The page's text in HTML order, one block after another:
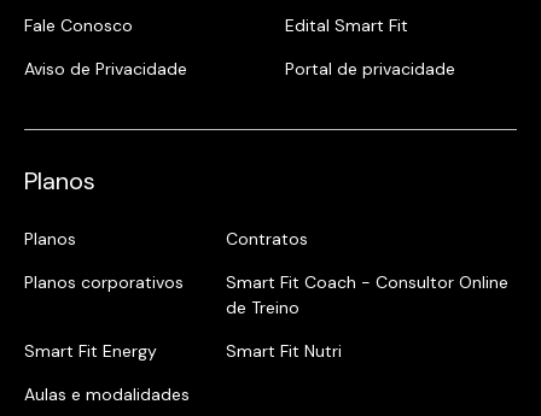
Fale Conosco
Edital Smart Fit
Aviso de Privacidade
Portal de privacidade
Planos
Planos
Contratos
Planos corporativos
Smart Fit Coach - Consultor Online
de Treino
Smart Fit Energy
Smart Fit Nutri
Aulas e modalidades